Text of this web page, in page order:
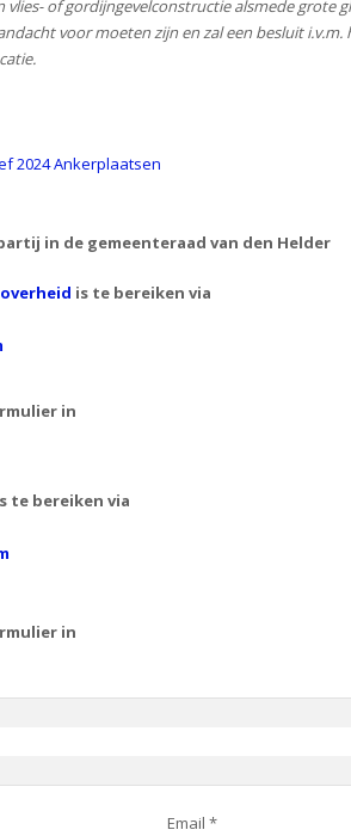
of gordijngevelconstructie alsmede grote
voor moeten zijn en zal een besluit
2024 Ankerplaatsen
in de gemeenteraad van den Helder
is te bereiken via
in
te bereiken via
in
Email *